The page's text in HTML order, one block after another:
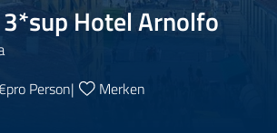
Hotel Arnolfo
pro Person| Merken